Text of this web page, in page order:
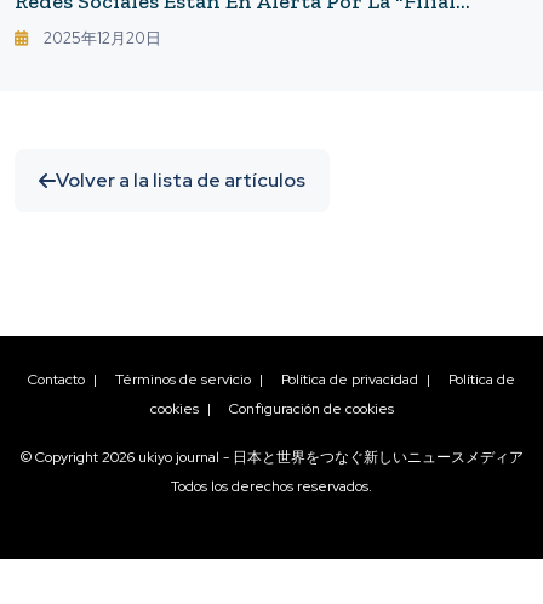
China" Y El Futuro De Los Hogares Inteligentes
2025年12月20日
Volver a la lista de artículos
Contacto | Términos de servicio | Política de privacidad | Política de
cookies | Configuración de cookies
© Copyright2026 ukiyo journal - 日本と世界をつなぐ新しいニュースメディア
Todos los derechos reservados.